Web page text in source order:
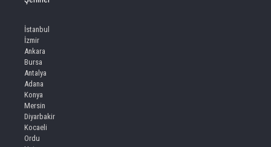
İstanbul
İzmir
Ankara
Bursa
Antalya
Adana
Konya
Mersin
Diyarbakir
Kocaeli
Ordu